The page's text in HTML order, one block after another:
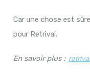
Car une chose est
pour Retrival.
En savoir plus :